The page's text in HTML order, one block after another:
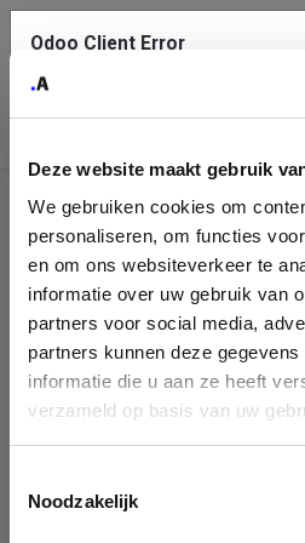
Deze website maakt gebruik
We gebruiken cookies om
personaliseren, om functies
en om ons websiteverkeer te
informatie over uw gebruik van
partners voor social media,
partners kunnen deze
informatie die u aan ze heeft
verzameld op basis van uw
Noodzakelijk
Company
Identification
Please fill in your
You can search a company in our
enterprise ID. When a company is
form. If you don't find your company
Odoo Client Error
service.
See details
Ok